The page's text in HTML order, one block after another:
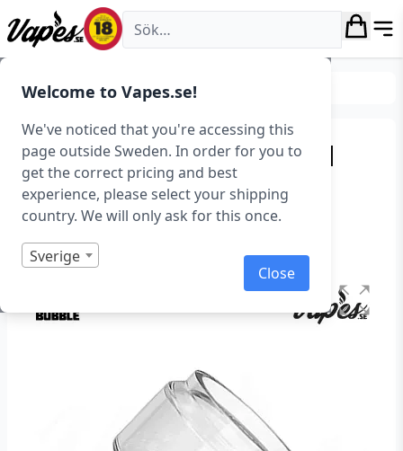
Welcome to Vapes.se!
We've noticed that you're accessing this
page outside Sweden. In order for you to
get the correct pricing and best
experience, please select your shipping
country. We will only ask for this once.
Sverige
Close
Vapes.se
Tillverkare Vapes.se
HorizonTech Magico Pod
Bubbelglas (5,5 ml)
Art.nr: 38800
Slut i lager